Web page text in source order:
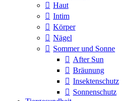
Haut
Intim
Körper
Nägel
Sommer und Sonne
After Sun
Bräunung
Insektenschutz
Sonnenschutz